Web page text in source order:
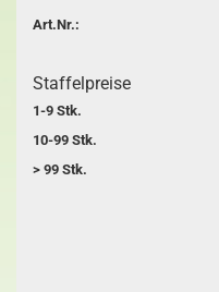
Art.Nr.:
Staffelpreise
1-9 Stk.
10-99 Stk.
> 99 Stk.